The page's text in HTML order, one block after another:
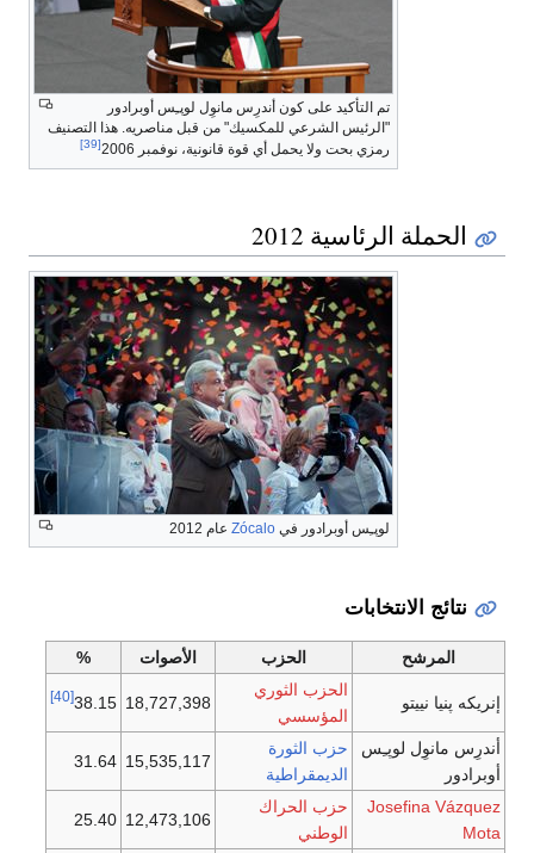
تم التأكيد على كون أندرِس مانوِل لوپـِس أوبرادور
"الرئيس الشرعي للمكسيك" من قبل مناصريه. هذا التصنيف
رمزي بحت ولا يحمل أي قوة قانونية، نوفمبر 2006
[39]
الحملة الرئاسية 2012
لوپـِس أوبرادور في Zócalo عام 2012
نتائج الانتخابات
المرشح الحزب الأصوات %
إنريكه پنيا نييتو
الحزب الثوري
المؤسسي
18,727,398
38.15
[40]
أندرِس مانوِل لوپـِس
أوبرادور
حزب الثورة
الديمقراطية
15,535,117
31.64
Josefina Vázquez
Mota
حزب الحراك
الوطني
12,473,106
25.40